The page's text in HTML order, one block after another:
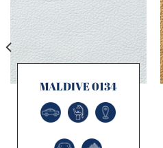
MALDIVE 0134